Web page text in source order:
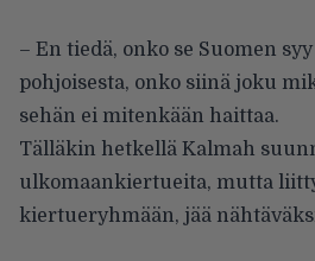
– En tiedä, onko se Suomen
pohjoisesta, onko siinä joku
sehän ei mitenkään haittaa.
Tälläkin hetkellä Kalmah
ulkomaankiertueita, mutta
kiertueryhmään, jää